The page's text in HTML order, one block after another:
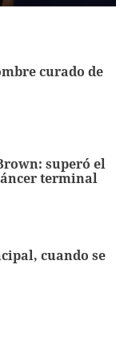
curado de
superó el
terminal
cuando se